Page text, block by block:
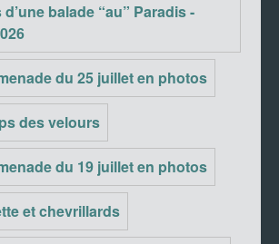
balade “au” Paradis -
du 25 juillet en photos
des velours
du 19 juillet en photos
et chevrillards